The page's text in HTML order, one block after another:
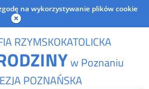
na wykorzystywanie plików cookie
w Poznaniu
POZNAŃSKA